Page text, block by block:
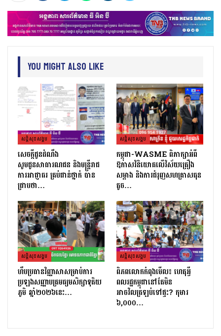
You Might Also Like
សន្តិសុខសង្គម
សេចក្ដីជូនដំណឹង
សូមជូនសាធារណជន និងមន្ត្រីរាជ
ការអាជ្ញាធរ គ្រប់ជាន់ថ្នាក់ បាន
ជ្រាបថា…
សន្តិសុខសង្គម
កម្ពុជា-WASME ពិភាក្សាអំពី
ឱកាសវិនិយោគលើវិស័យគ្រឿង
សម្អាង និងការជំរុញសហគ្រាសធុន
តូច…
សន្តិសុខសង្គម
ហឹបប្រធានវិញ្ញាសាសម្រាប់ការ
ប្រឡងសញ្ញាបត្រ​មធ្យមសិក្សាទុតិយ
ភូមិ ឆ្នាំ២០២៦នេះ…
សន្តិសុខសង្គម
ពិភពលោកកំពុងមើល៖ ហេតុអ្វី
ពលរដ្ឋកម្ពុជានៅតែមិន
អាចវិលត្រឡប់ទៅផ្ទះ? កុមារ
៦,០០០…